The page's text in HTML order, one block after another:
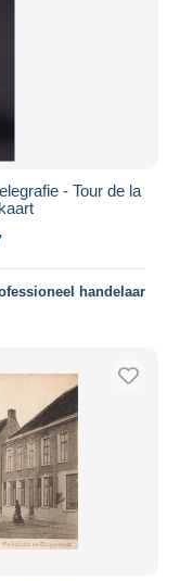
- Tour de la
handelaar